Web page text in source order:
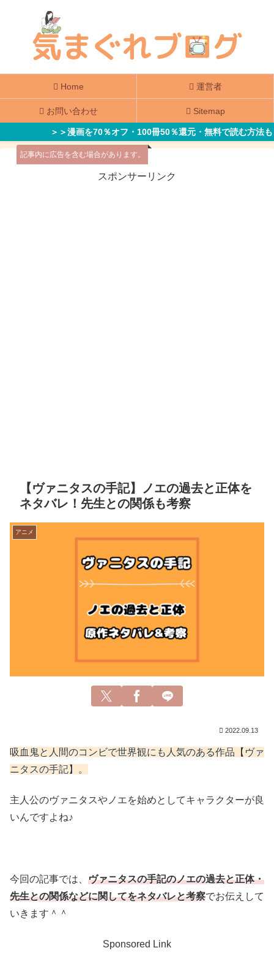
Home 運営者
お問い合わせ Sitemap
＞＞漫画を70％オフ・100冊50％還元・無料で読む方法も
記事内に広告を含む場合があります。
スポンサーリンク
【ヴァニタスの手記】ノエの過去と正体を
ネタバレ！先生との関係も考察
アニメ
2022.09.13
吸血鬼と人間のコンビで世界観にも人気のある作品【ヴァ
ニタスの手記】。
主人公のヴァニタスやノエを始めとしてキャラクターが良
いんですよね♪
今回の記事では、 ヴァニタスの手記のノエの過去と正体・
先生との関係などに関してをネタバレと考察でお伝えして
いきます＾＾
Sponsored Link